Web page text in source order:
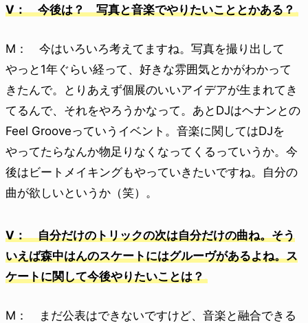
V： 今後は？ 写真と音楽でやりたいこととかある？
M： 今はいろいろ考えてますね。写真を撮り出して
やっと1年ぐらい経って、好きな雰囲気とかがわかって
きたんで。とりあえず個展のいいアイデアが生まれてき
てるんで、それをやろうかなって。あとDJはヘナンとの
Feel Grooveっていうイベント。音楽に関してはDJを
やってたらなんか物足りなくなってくるっていうか。今
後はビートメイキングもやっていきたいですね。自分の
曲が欲しいというか（笑）。
V： 自分だけのトリックの次は自分だけの曲ね。そう
いえば森中はんのスケートにはグルーヴがあるよね。ス
ケートに関して今後やりたいことは？
M： まだ公表はできないですけど、音楽と融合できる